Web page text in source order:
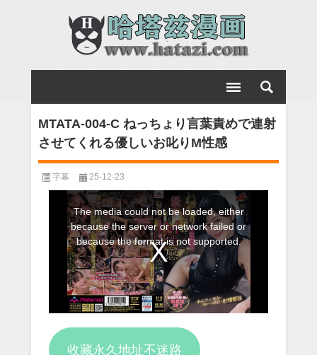
MTATA-004-C ねっちょり言葉責めで連射
させてくれる優しいお叱りM性感
字幕 25-12-23
modal
window.
The media could not be loaded, either
because the server or network failed or
because the format is not supported.
收藏永久地址不迷路